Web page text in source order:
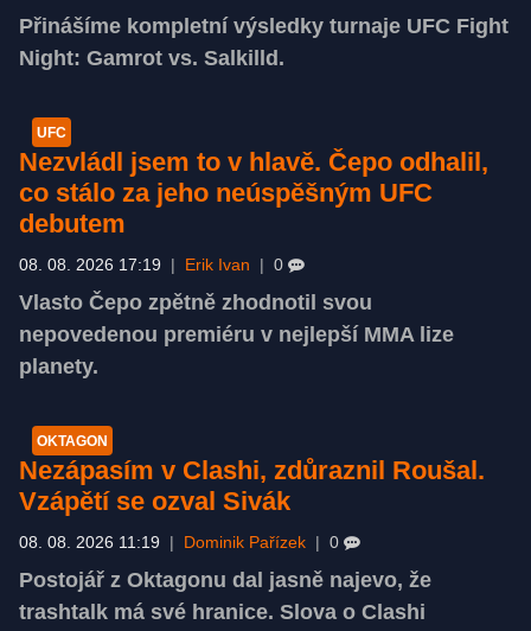
Přinášíme kompletní výsledky turnaje UFC Fight
Night: Gamrot vs. Salkilld.
UFC
Nezvládl jsem to v hlavě. Čepo odhalil,
co stálo za jeho neúspěšným UFC
debutem
08. 08. 2026 17:19 Erik Ivan 0
Vlasto Čepo zpětně zhodnotil svou
nepovedenou premiéru v nejlepší MMA lize
planety.
OKTAGON
Nezápasím v Clashi, zdůraznil Roušal.
Vzápětí se ozval Sivák
08. 08. 2026 11:19 Dominik Pařízek 0
Postojář z Oktagonu dal jasně najevo, že
trashtalk má své hranice. Slova o Clashi